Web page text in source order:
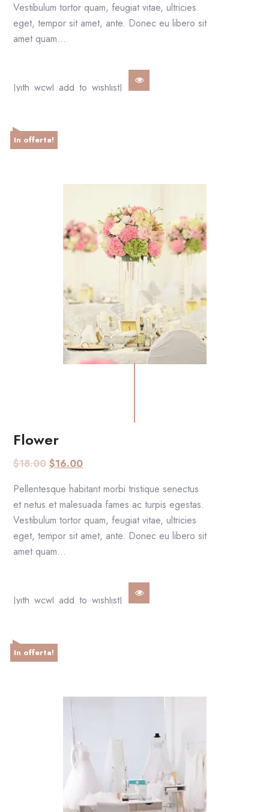
Vestibulum tortor quam, feugiat vitae, ultricies
eget, tempor sit amet, ante. Donec eu libero sit
amet quam…
[yith_wcwl_add_to_wishlist]
In offerta!
Flower
$18.00 $16.00
Pellentesque habitant morbi tristique senectus
et netus et malesuada fames ac turpis egestas.
Vestibulum tortor quam, feugiat vitae, ultricies
eget, tempor sit amet, ante. Donec eu libero sit
amet quam…
[yith_wcwl_add_to_wishlist]
In offerta!